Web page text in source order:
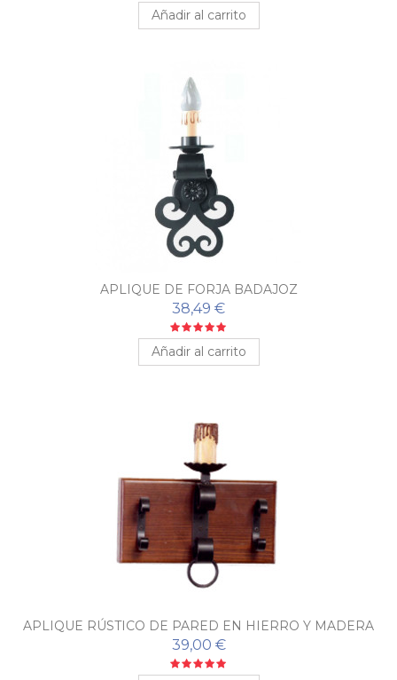
Añadir al carrito
APLIQUE DE FORJA BADAJOZ
38,49 €
Añadir al carrito
APLIQUE RÚSTICO DE PARED EN HIERRO Y MADERA
39,00 €